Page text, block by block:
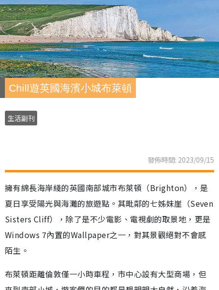
Chill遊英國海濱小城布萊頓
生活副刊
發佈時間: 2023/09/15
擁有綿長海岸綫的英國南部城市布萊頓（Brighton），是
夏日享受陽光與海灘的旅遊點。其毗鄰的七姊妹崖（Seven
Sisters Cliff），除了是不少電影、電視劇的取景地，更是
Windows 7內置的Wallpaper之一，對其景觀絕對不會感
陌生。
布萊頓距離倫敦僅一小時車程，市中心設有大型商場，但